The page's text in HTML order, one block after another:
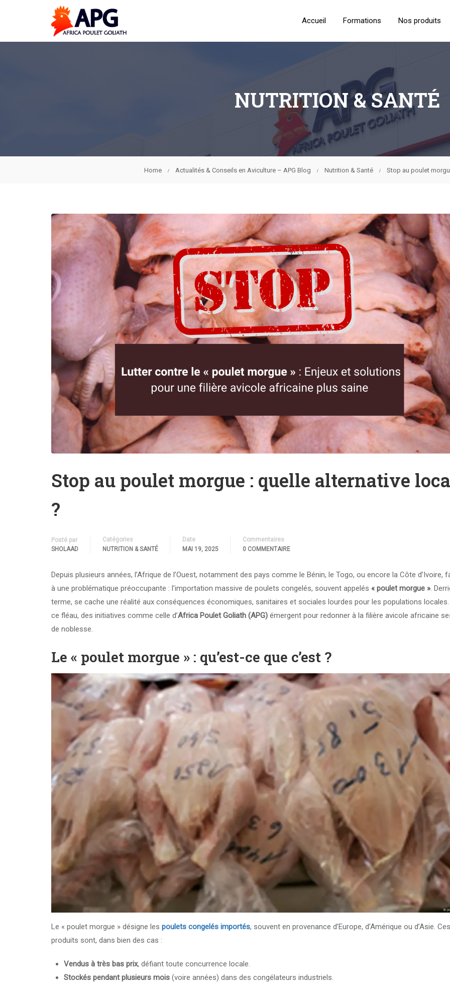
Accueil Formations Nos produits
Home Actualités & Conseils en Aviculture – APG Blog Nutrition & Santé Stop au poulet
NUTRITION & SANTÉ
Stop au poulet morgue : quelle alternative
?
Posté par
SHOLAAD
Catégories
NUTRITION & SANTÉ
Date
MAI 19, 2025
Commentaires
0 COMMENTAIRE
Depuis plusieurs années, l’Afrique de l’Ouest, notamment des pays comme le Bénin, le Togo, ou encore la Côte d’Ivoire,
à une problématique préoccupante : l’importation massive de poulets congelés, souvent appelés « poulet morgue ».
terme, se cache une réalité aux conséquences économiques, sanitaires et sociales lourdes pour les populations
ce fléau, des initiatives comme celle d’Africa Poulet Goliath (APG) émergent pour redonner à la filière avicole africaine
de noblesse.
Le « poulet morgue » : qu’est-ce que c’est ?
Le « poulet morgue » désigne les poulets congelés importés, souvent en provenance d’Europe, d’Amérique ou d’Asie. Ces
produits sont, dans bien des cas :
Vendus à très bas prix, défiant toute concurrence locale.
Stockés pendant plusieurs mois (voire années) dans des congélateurs industriels.